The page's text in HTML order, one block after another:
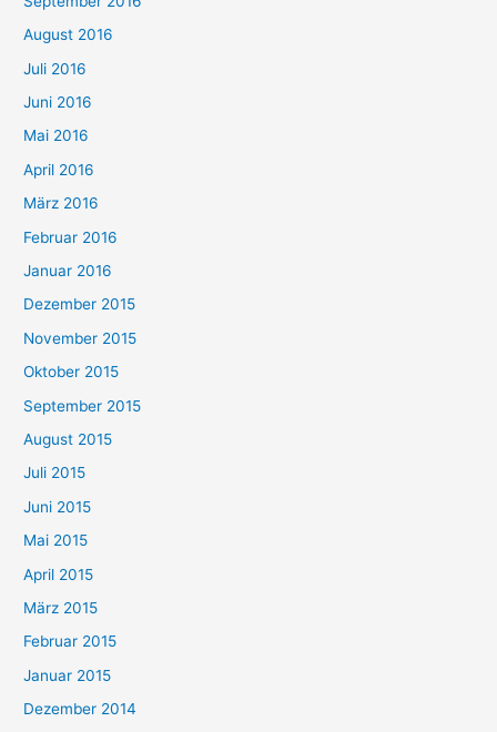
August 2016
Juli 2016
Juni 2016
Mai 2016
April 2016
März 2016
Februar 2016
Januar 2016
Dezember 2015
November 2015
Oktober 2015
September 2015
August 2015
Juli 2015
Juni 2015
Mai 2015
April 2015
März 2015
Februar 2015
Januar 2015
Dezember 2014